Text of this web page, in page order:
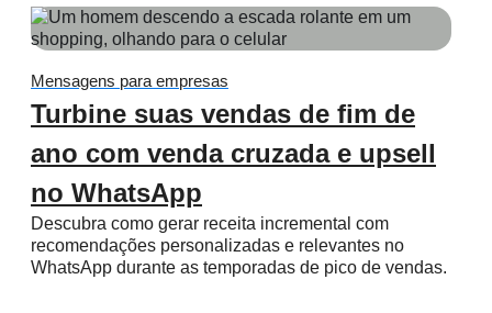
Mensagens para empresas
Turbine suas vendas de fim de
ano com venda cruzada e upsell
no WhatsApp
Descubra como gerar receita incremental com
recomendações personalizadas e relevantes no
WhatsApp durante as temporadas de pico de vendas.